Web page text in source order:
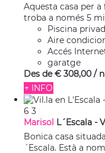
Aquesta casa per a
troba a només 5
Piscina
Aire
Accés
garatge
Des de € 308,00 /
+ INFO
6 3
Marisol L´Escala -
Bonica casa
´Escala. Està a